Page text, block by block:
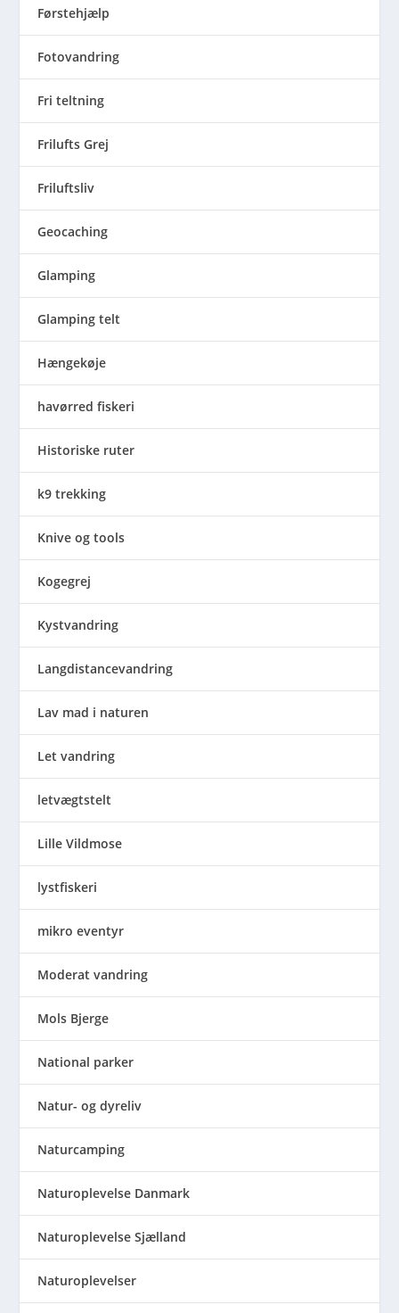
Førstehjælp
Fotovandring
Fri teltning
Frilufts Grej
Friluftsliv
Geocaching
Glamping
Glamping telt
Hængekøje
havørred fiskeri
Historiske ruter
k9 trekking
Knive og tools
Kogegrej
Kystvandring
Langdistancevandring
Lav mad i naturen
Let vandring
letvægtstelt
Lille Vildmose
lystfiskeri
mikro eventyr
Moderat vandring
Mols Bjerge
National parker
Natur- og dyreliv
Naturcamping
Naturoplevelse Danmark
Naturoplevelse Sjælland
Naturoplevelser